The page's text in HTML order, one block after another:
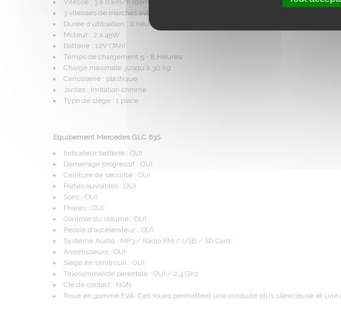
Vitesse : 3 à 6 km/h (démarrage progressif)
3 vitesses de marches avant et 3 de marche arrière
Durée d'utilisation : 2 heures (en fonction du poids de l'enfants et du type de sol)
Moteur : 2 x 45W
Batterie : 12V (7Ah)
Temps de chargement 5 - 8 Heures
Charge maximale: jusqu'à 30 kg
Carrosserie : plastique
Jantes : Imitation chrome
Type de siège : 1 place
Equipement Mercedes GLC 63S
Indicateur batterie : OUI
Démarrage progressif : OUI
Ceinture de sécurité : OUI
Portes ouvrables : OUI
Sons : OUI
Phares : OUI
Contrôle du volume : OUI
Pédale d'accélérateur : OUI
Système Audio : MP3 / Radio FM / USB / SD Card
Amortisseurs : OUI
Siège en simili cuir : OUI
Télécommande parentale : OUI / 2.4 Ghz
Clé de contact : NON
Roue en gomme EVA. Ces roues permettent une conduite plus silencieuse et une